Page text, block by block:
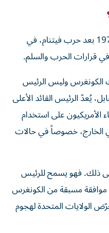
أقرّ الكونغرس هذا القانون عام 1973 بعد حرب فيتنام، في
قرارات الحرب والسلم.
الكونغرس وليس الرئيس
يُعدّ الرئيس القائد الأعلى
الأمريكيون على استخدام
الخارج، خصوصاً في حالات
قيوداً على ذلك. فهو يسمح للرئيس
مسبقة من الكونغرس
الولايات المتحدة لهجوم